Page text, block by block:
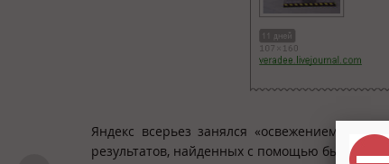
Яндекс всерьез занялся «освежением»
результатов, найденных с помощью быстрого